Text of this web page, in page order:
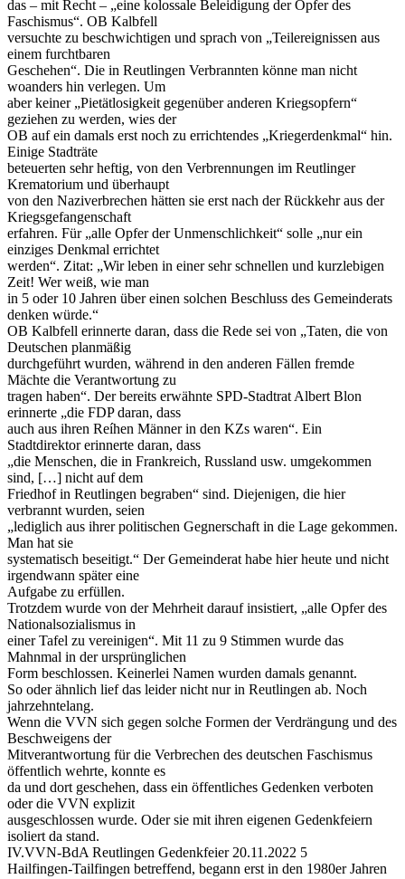
das – mit Recht – „eine kolossale Beleidigung der Opfer des
Faschismus“. OB Kalbfell
versuchte zu beschwichtigen und sprach von „Teilereignissen aus
einem furchtbaren
Geschehen“. Die in Reutlingen Verbrannten könne man nicht
woanders hin verlegen. Um
aber keiner „Pietätlosigkeit gegenüber anderen Kriegsopfern“
geziehen zu werden, wies der
OB auf ein damals erst noch zu errichtendes „Kriegerdenkmal“ hin.
Einige Stadträte
beteuerten sehr heftig, von den Verbrennungen im Reutlinger
Krematorium und überhaupt
von den Naziverbrechen hätten sie erst nach der Rückkehr aus der
Kriegsgefangenschaft
erfahren. Für „alle Opfer der Unmenschlichkeit“ solle „nur ein
einziges Denkmal errichtet
werden“. Zitat: „Wir leben in einer sehr schnellen und kurzlebigen
Zeit! Wer weiß, wie man
in 5 oder 10 Jahren über einen solchen Beschluss des Gemeinderats
denken würde.“
OB Kalbfell erinnerte daran, dass die Rede sei von „Taten, die von
Deutschen planmäßig
durchgeführt wurden, während in den anderen Fällen fremde
Mächte die Verantwortung zu
tragen haben“. Der bereits erwähnte SPD-Stadtrat Albert Blon
erinnerte „die FDP daran, dass
auch aus ihren Reíhen Männer in den KZs waren“. Ein
Stadtdirektor erinnerte daran, dass
„die Menschen, die in Frankreich, Russland usw. umgekommen
sind, […] nicht auf dem
Friedhof in Reutlingen begraben“ sind. Diejenigen, die hier
verbrannt wurden, seien
„lediglich aus ihrer politischen Gegnerschaft in die Lage gekommen.
Man hat sie
systematisch beseitigt.“ Der Gemeinderat habe hier heute und nicht
irgendwann später eine
Aufgabe zu erfüllen.
Trotzdem wurde von der Mehrheit darauf insistiert, „alle Opfer des
Nationalsozialismus in
einer Tafel zu vereinigen“. Mit 11 zu 9 Stimmen wurde das
Mahnmal in der ursprünglichen
Form beschlossen. Keinerlei Namen wurden damals genannt.
So oder ähnlich lief das leider nicht nur in Reutlingen ab. Noch
jahrzehntelang.
Wenn die VVN sich gegen solche Formen der Verdrängung und des
Beschweigens der
Mitverantwortung für die Verbrechen des deutschen Faschismus
öffentlich wehrte, konnte es
da und dort geschehen, dass ein öffentliches Gedenken verboten
oder die VVN explizit
ausgeschlossen wurde. Oder sie mit ihren eigenen Gedenkfeiern
isoliert da stand.
IV.VVN-BdA Reutlingen Gedenkfeier 20.11.2022 5
Hailfingen-Tailfingen betreffend, begann erst in den 1980er Jahren